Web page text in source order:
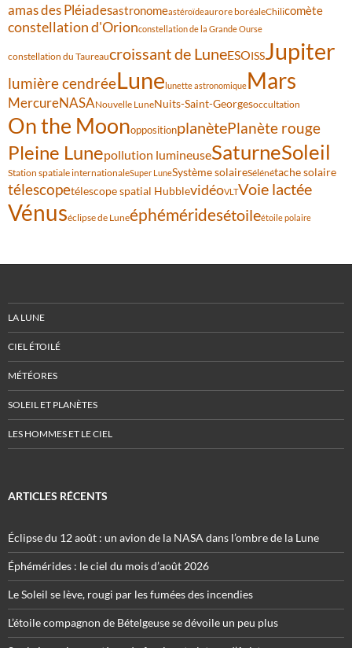
amas des Pléiadesastronomeastéroïdeaurore boréaleChilicomète
constellation d'Orionconstellation de la Grande Ourse
constellation du Taureaucroissant de LuneESOISSJupiter
lumière cendréeLunelunette astronomiqueMars
MercureNASANouvelle LuneNuits-Saint-Georgesoccultation
On the MoonoppositionplanètePlanète rouge
Pleine Lunepollution lumineuseSaturneSoleil
Station spatiale internationaleSuper LuneSystème solaireSélénétache solaire
télescopetélescope spatial HubblevidéoVLTVoie lactée
Vénuséclipse de Luneéphéméridesétoileétoile polaire
LA LUNE
CIEL ÉTOILÉ
MÉTÉORES
SOLEIL ET PLANÈTES
LES HOMMES ET LE CIEL
ARTICLES RÉCENTS
Éclipse du 12 août : un avion de la NASA dans l’ombre de la Lune
Éphémérides : le ciel du mois d’août 2026
Le Soleil se lève, rougi par les fumées des incendies
L’étoile compagnon de Bételgeuse se dévoile un peu plus